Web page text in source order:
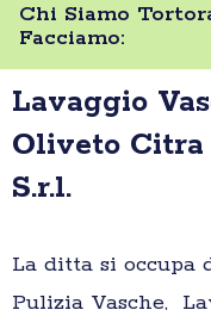
Chi Siamo
Facciamo:
Lavaggio
Oliveto
S.r.l.
La ditta si occupa
Pulizia Vasche,